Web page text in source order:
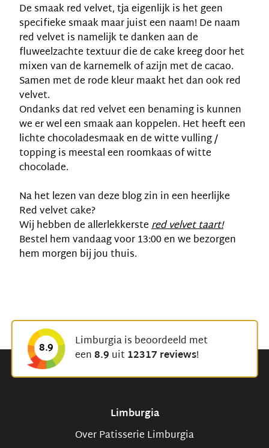
De smaak red velvet, tja eigenlijk is het geen
specifieke smaak maar juist een naam! De naam
red velvet is namelijk te danken aan de
fluweelzachte textuur die de cake kreeg door het
mixen van de karnemelk of azijn met de cacao.
Samen met de rode kleur maakt het dan ook red
velvet.
Ondanks dat red velvet een benaming is kunnen
we er wel een smaak aan koppelen. Het heeft een
lichte chocoladesmaak en de witte vulling /
topping is meestal een roomkaas of witte
chocolade.
Na het lezen van deze blog zin in een heerlijke
Red velvet cake?
Wij hebben de allerlekkerstered velvet taart!
Bestel hem vandaag voor 13:00 en we bezorgen
hem morgen bij jou thuis.
8.9
Limburgia is beoordeeld met
een8.9 uit12317 reviews!
Limburgia
Over Patisserie Limburgia